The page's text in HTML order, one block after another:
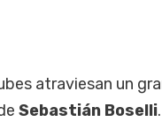
atraviesan un
Sebastián Boselli